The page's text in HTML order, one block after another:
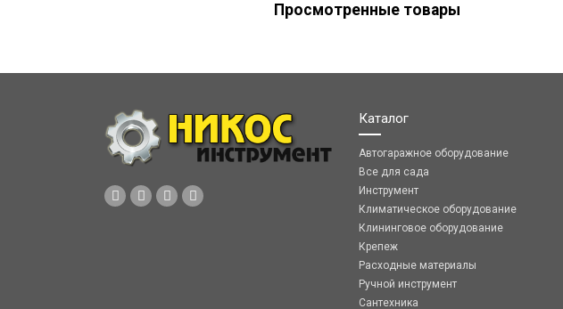
Просмотренные товары
Каталог
Автогаражное оборудование
Все для сада
Инструмент
Климатическое оборудование
Клининговое оборудование
Крепеж
Расходные материалы
Ручной инструмент
Сантехника